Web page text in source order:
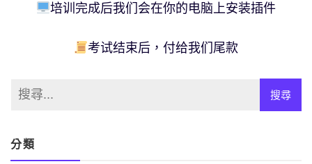
培训完成后我们会在你的电脑上安装插件
考试结束后，付给我们尾款
分類